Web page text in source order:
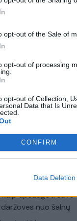
opt-out of the Sale of
opt-out of processing
opt-out of Collection,
Data that Is
CONFIRM
Data Deletion
piešiamas R.
atskleidė protėvių
būdas
rožę 2019-05-
kaip apsaugoti savo
nuo šalnų